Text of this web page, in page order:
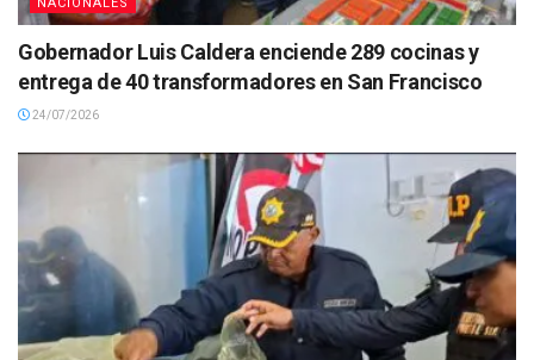
NACIONALES
Gobernador Luis Caldera enciende 289 cocinas y
entrega de 40 transformadores en San Francisco
24/07/2026